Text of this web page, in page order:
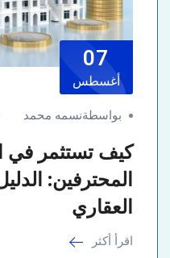
07
أغسطس
بواسطةنسمه محمد
كيف تستثمر في
المحترفين:
العقاري
اقرأ أكثر